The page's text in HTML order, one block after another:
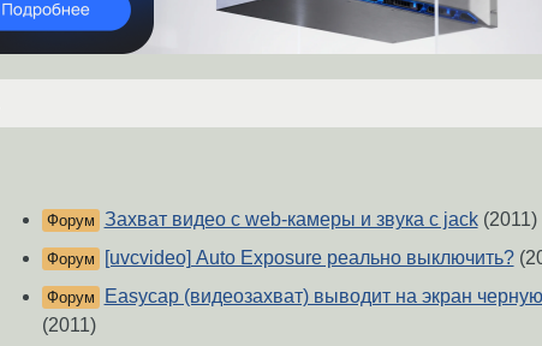
Форум Захват видео с web-камеры и звука с jack(2011)
Форум [uvcvideo] Auto Exposure реально выключить?
Форум
Easycap (видеозахват) выводит на экран
(2011)